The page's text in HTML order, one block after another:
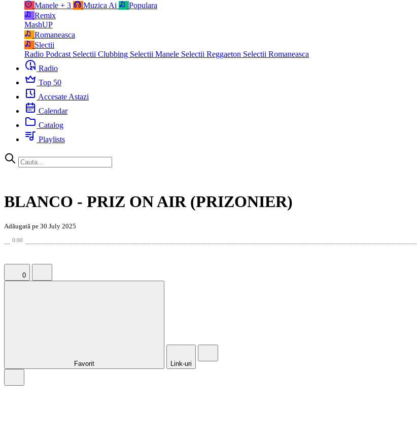
Manele + 3 Muzica Ai
Populara
Remix
MashUP
Romaneasca
Slectii
Radio Podcast Selectii Clubbing Selectii Manele Selectii Reggaeton Selectii Romaneasca
Radio
Top 50
Accesate Astazi
Calendar
Catalog
Playlists
BLANCO - PRIZ ON AIR (PRIZONIER)
Adăugată pe 30 July 2025
0:00
0
Favorit Link-uri